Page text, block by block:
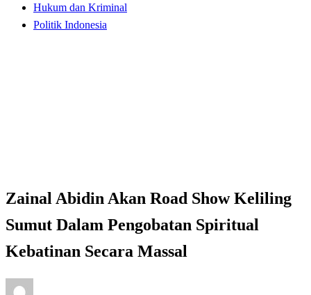
Hukum dan Kriminal
Politik Indonesia
Zainal Abidin Akan Road Show Keliling
Sumut Dalam Pengobatan Spiritual
Kebatinan Secara Massal